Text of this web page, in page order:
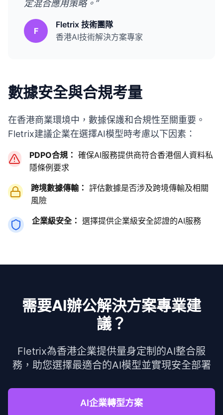
定混合應用策略。”
F
Fletrix 技術團隊
香港AI技術解決方案專家
數據安全與合規考量
在香港商業環境中，數據保護和合規性至關重要。
Fletrix建議企業在選擇AI模型時考慮以下因素：
PDPO合規： 確保AI服務提供商符合香港個人資料私
隱條例要求
跨境數據傳輸： 評估數據是否涉及跨境傳輸及相關
風險
企業級安全： 選擇提供企業級安全認證的AI服務
需要AI辦公解決方案專業建
議？
Fletrix為香港企業提供量身定制的AI整合服
務，助您選擇最適合的AI模型並實現安全部署
AI企業轉型方案